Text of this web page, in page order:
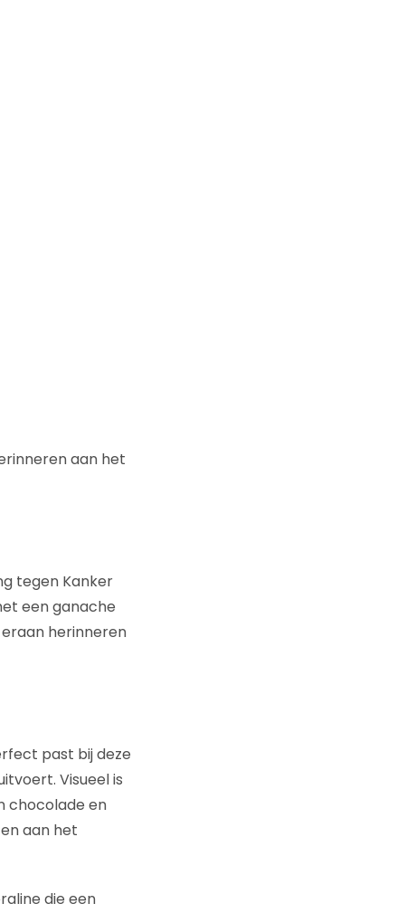
aan het
tegen Kanker
een ganache
herinneren
past bij deze
Visueel is
chocolade en
aan het
die een